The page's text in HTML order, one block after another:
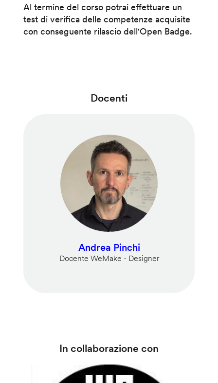
Al termine del corso potrai effettuare un
test di verifica delle competenze acquisite
con conseguente rilascio dell'Open Badge.
Docenti
Andrea Pinchi
Docente WeMake - Designer
In collaborazione con